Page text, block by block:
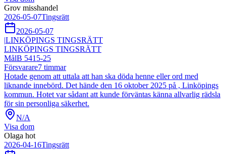
Grov misshandel
2026-05-07Tingsrätt
2026-05-07
|LINKÖPINGS TINGSRÄTT
LINKÖPINGS TINGSRÄTT
MålB 5415-25
Försvarare7 timmar
Hotade genom att uttala att han ska döda henne eller ord med
liknande innebörd. Det hände den 16 oktober 2025 på , Linköpings
kommun. Hotet var sådant att kunde förväntas känna allvarlig rädsla
för sin personliga säkerhet.
N/A
Visa dom
Olaga hot
2026-04-16Tingsrätt